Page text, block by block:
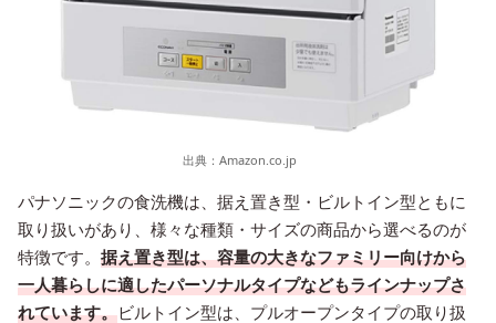
出典： Amazon.co.jp
パナソニックの食洗機は、据え置き型・ビルトイン型ともに
取り扱いがあり、様々な種類・サイズの商品から選べるのが
特徴です。 据え置き型は、容量の大きなファミリー向けから
一人暮らしに適したパーソナルタイプなどもラインナップさ
れています。ビルトイン型は、プルオープンタイプの取り扱